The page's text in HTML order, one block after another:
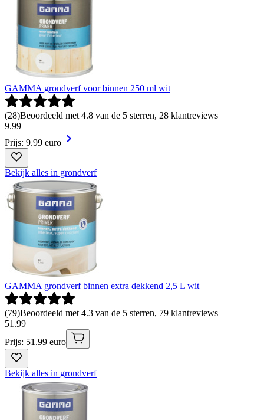
GAMMA grondverf voor binnen 250 ml wit
(28)Beoordeeld met 4.8 van de 5 sterren, 28 klantreviews
9.99
Prijs: 9.99 euro
Bekijk alles in grondverf
GAMMA grondverf binnen extra dekkend 2,5 L wit
(79)Beoordeeld met 4.3 van de 5 sterren, 79 klantreviews
51 .99
Prijs: 51.99 euro
Bekijk alles in grondverf